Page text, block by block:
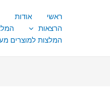
ראשי אודות
הרצאות
המלצות למוצרים